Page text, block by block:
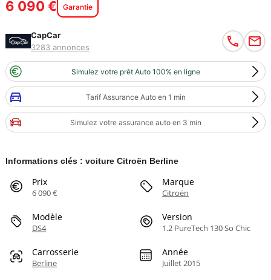
6 090 € Garantie
CapCar
3283 annonces
Simulez votre prêt Auto 100% en ligne
Tarif Assurance Auto en 1 min
Simulez votre assurance auto en 3 min
Informations clés : voiture Citroën Berline
Prix
6 090 €
Marque
Citroën
Modèle
DS4
Version
1.2 PureTech 130 So Chic
Carrosserie
Berline
Année
Juillet 2015